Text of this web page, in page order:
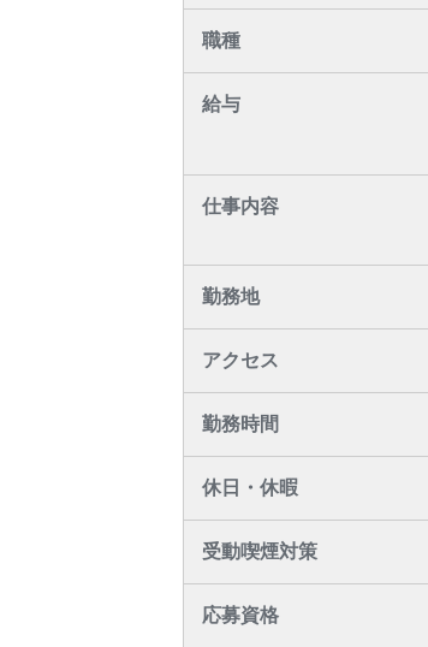
職種
給与
仕事内容
勤務地
アクセス
勤務時間
休日・休暇
受動喫煙対策
応募資格